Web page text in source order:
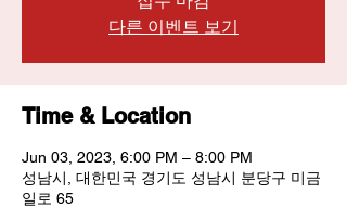
다른 이벤트 보기
Time & Location
Jun 03, 2023, 6:00 PM – 8:00 PM
성남시, 대한민국 경기도 성남시 분당구 미금
일로 65